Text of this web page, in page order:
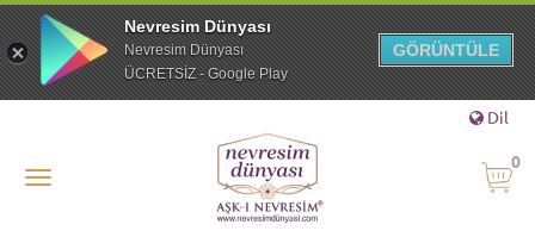
Dil
0
Nevresim Dünyası
Nevresim Dünyası
ÜCRETSİZ - Google Play
GÖRÜNTÜLE